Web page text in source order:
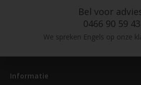
Bel voor
0466 90 59 43
We spreken Engels op onze
Informatie